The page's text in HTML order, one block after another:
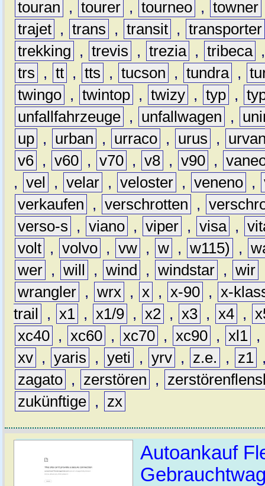
touran , tourer , tourneo , towner
trajet , trans , transit , transporter
trekking
, trevis , trezia , tribeca
trs
, tt , tts , tucson , tundra ,
twingo , twintop , twizy , typ ,
unfallfahrzeuge , unfallwagen ,
up , urban , urraco , urus ,
v6 , v60 , v70 , v8 , v90 ,
, vel , velar , veloster , veneno ,
verkaufen
, verschrotten ,
verso-s
, viano , viper , visa ,
volt , volvo , vw , w , w115) ,
wer , will , wind , windstar , wir
wrangler , wrx , x , x-90 , x-
trail
, x1 , x1/9 , x2 , x3 , x4 ,
xc40 , xc60 , xc70 , xc90 , xl1 ,
xv , yaris , yeti , yrv , z.e. , z1
zagato , zerstören ,
zukünftige , zx
Autoankauf